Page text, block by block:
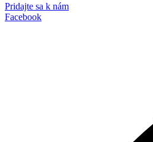
Pridajte sa k nám
Facebook